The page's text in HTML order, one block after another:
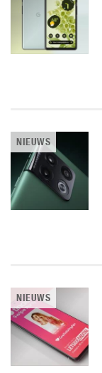
NIEUWS
NIEUWS